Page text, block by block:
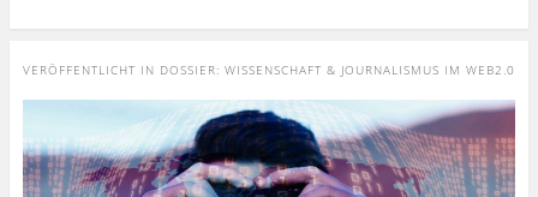
VERÖFFENTLICHT IN DOSSIER: WISSENSCHAFT & JOURNALISMUS IM WEB2.0